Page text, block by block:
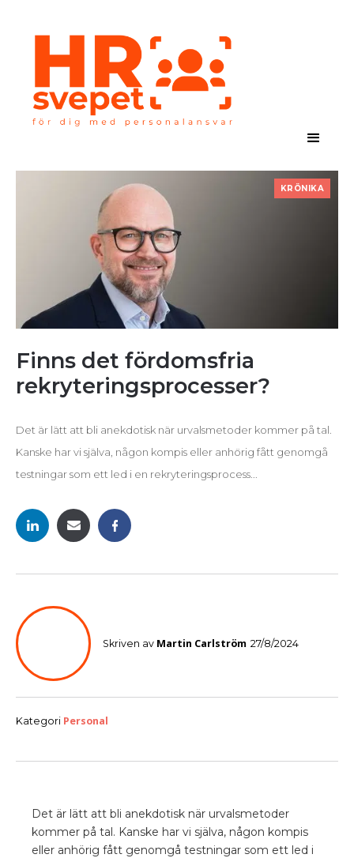
KRÖNIKA
Finns det fördomsfria
rekryteringsprocesser?
Det är lätt att bli anekdotisk när urvalsmetoder kommer på tal.
Kanske har vi själva, någon kompis eller anhörig fått genomgå
testningar som ett led i en rekryteringsprocess...
Skriven av Martin Carlström 27/8/2024
Kategori Personal
Det är lätt att bli anekdotisk när urvalsmetoder
kommer på tal. Kanske har vi själva, någon kompis
eller anhörig fått genomgå testningar som ett led i